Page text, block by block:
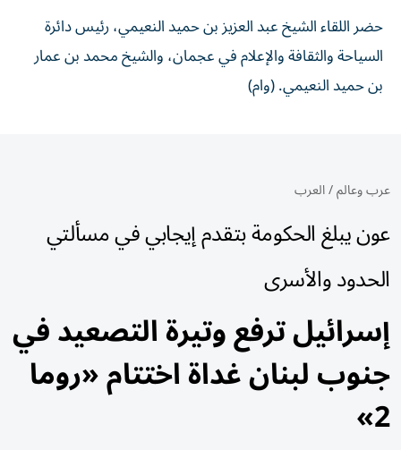
حضر اللقاء الشيخ عبد العزيز بن حميد النعيمي، رئيس دائرة
السياحة والثقافة والإعلام في عجمان، والشيخ محمد بن عمار
بن حميد النعيمي. (وام)
عرب وعالم/العرب
عون يبلغ الحكومة بتقدم إيجابي في مسألتي
الحدود والأسرى
إسرائيل ترفع وتيرة التصعيد في
جنوب لبنان غداة اختتام «روما
2»